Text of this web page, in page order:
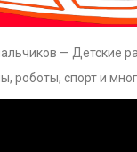
— Детские
роботы, спорт и